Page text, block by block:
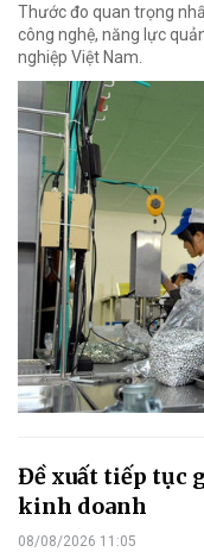
Thước đo quan trọng
công nghệ, năng lực
nghiệp Việt Nam.
Đề xuất tiếp tục
kinh doanh
08/08/2026 11:05